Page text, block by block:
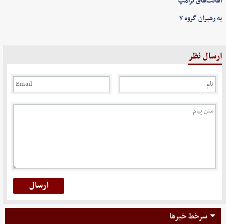
به رهبران گروه ۷
ارسال نظر
سرخط خبرها